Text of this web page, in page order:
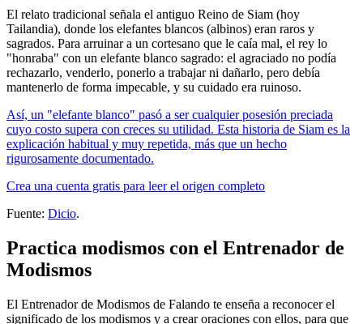
El relato tradicional señala el antiguo Reino de Siam (hoy
Tailandia), donde los elefantes blancos (albinos) eran raros y
sagrados. Para arruinar a un cortesano que le caía mal, el rey lo
"honraba" con un elefante blanco sagrado: el agraciado no podía
rechazarlo, venderlo, ponerlo a trabajar ni dañarlo, pero debía
mantenerlo de forma impecable, y su cuidado era ruinoso.
Así, un "elefante blanco" pasó a ser cualquier posesión preciada
cuyo costo supera con creces su utilidad. Esta historia de Siam es la
explicación habitual y muy repetida, más que un hecho
rigurosamente documentado.
Crea una cuenta gratis para leer el origen completo
Fuente: Dicio.
Practica modismos con el Entrenador de
Modismos
El Entrenador de Modismos de Falando te enseña a reconocer el
significado de los modismos y a crear oraciones con ellos, para que